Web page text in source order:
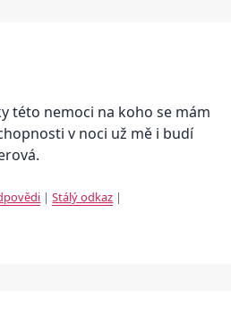
této nemoci na koho se mám
v noci už mě i budí
|Stálý odkaz |